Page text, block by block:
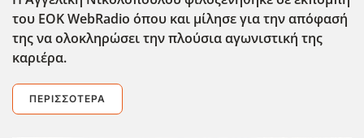
του ΕΟΚ WebRadio όπου και μίλησε για την απόφασή
της να ολοκληρώσει την πλούσια αγωνιστική της
καριέρα.
ΠΕΡΙΣΣΌΤΕΡΑ